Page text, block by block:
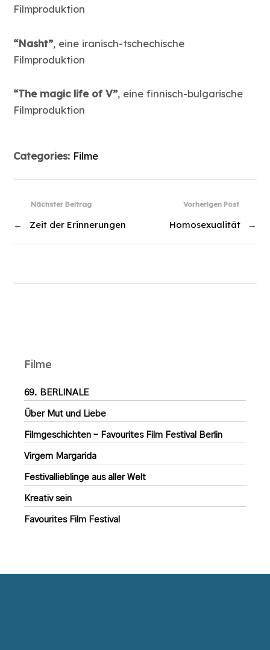
Filmproduktion
“Nasht”, eine iranisch-tschechische
Filmproduktion
“The magic life of V”, eine finnisch-bulgarische
Filmproduktion
Categories: Filme
Vorherigen Post
Homosexualität →
Nächster Beitrag
← Zeit der Erinnerungen
Filme
69. BERLINALE
Über Mut und Liebe
Filmgeschichten – Favourites Film Festival Berlin
Virgem Margarida
Festivallieblinge aus aller Welt
Kreativ sein
Favourites Film Festival